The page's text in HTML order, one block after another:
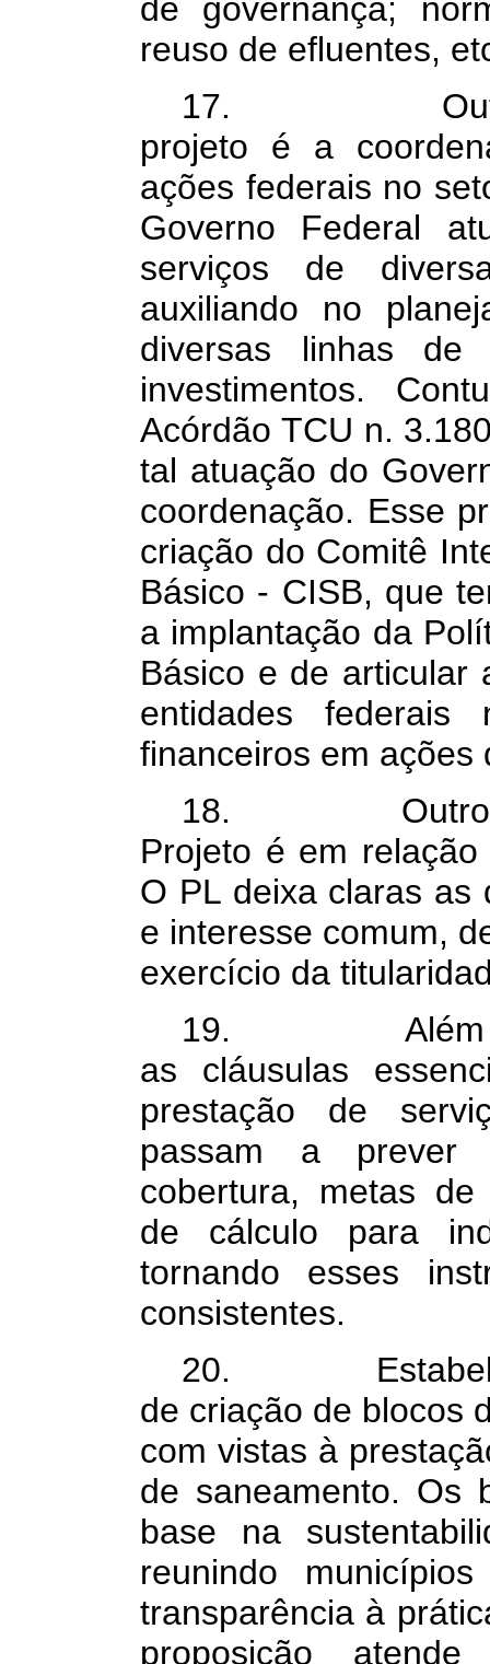
de governança;
reuso de efluentes,
17. Outro
projeto é a
ações federais no
Governo Federal
serviços de
auxiliando no
diversas linhas
investimentos.
Acórdão TCU n.
tal atuação do
coordenação. Esse
criação do Comitê
Básico - CISB, que
a implantação da
Básico e de articular
entidades
financeiros em ações
18. Outro
Projeto é em
O PL deixa claras as
e interesse comum,
exercício da
19. Além
as cláusulas
prestação de
passam a prever
cobertura, metas de
de cálculo para
tornando esses
consistentes.
20. Estabelece
de criação de blocos
com vistas à
de saneamento. Os
base na
reunindo
transparência à
proposição